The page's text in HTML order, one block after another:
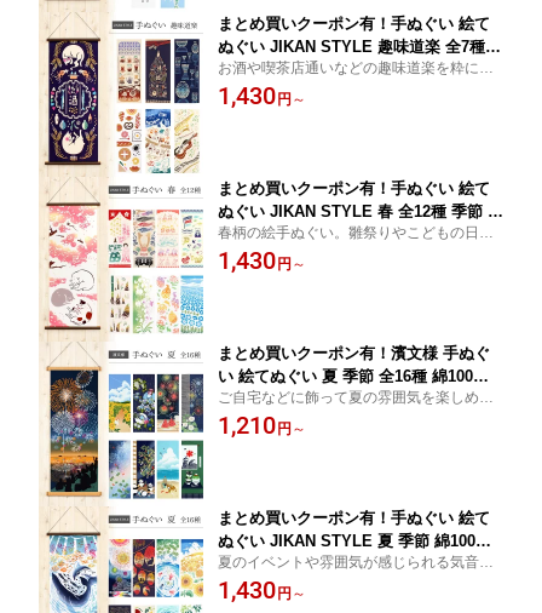
まとめ買いクーポン有！手ぬぐい 絵て
ぬぐい JIKAN STYLE 趣味道楽 全7種
綿100％ 日本製 和柄 タペストリー ハン
カチ 手拭 注染 壁飾り インテリア プチ
お酒や喫茶店通いなどの趣味道楽を粋に描
いた気音間【JIKAN STYLE】の絵手ぬぐい
1,430 円 ～
まとめ買いクーポン有！手ぬぐい 絵て
ぬぐい JIKAN STYLE 春 全12種 季節 綿
100％ 日本製 kenema
春柄の絵手ぬぐい。雛祭りやこどもの日な
どの季節の行事に添えて華やかに。お雛様
や兜飾りなど日本らしいモチーフに、ネモ
1,430 円 ～
まとめ買いクーポン有！濱文様 手ぬぐ
い 絵てぬぐい 夏 季節 全16種 綿100％
日本製 絵手ぬぐい 和柄 金魚 朝顔 夏祭
り 花火 紫陽花 あじさい 雨 四季 柴犬 ひ
ご自宅などに飾って夏の雰囲気を楽しめる
濱文様の絵手ぬぐい。金魚や花火、朝顔な
どの夏らしいモチーフはもちろん、豆柴や
1,210 円 ～
まとめ買いクーポン有！手ぬぐい 絵て
ぬぐい JIKAN STYLE 夏 季節 綿100％
日本製 kenema 注染 和柄 金魚 夏祭り
提灯 花火 猫 ねこ スイカ 蓮 七夕 ビール
夏のイベントや雰囲気が感じられる気音間
【JIKAN STYLE】の絵手ぬぐい。飾るのは
もちろん、手ぬぐいとして日常使いにも。
1,430 円 ～